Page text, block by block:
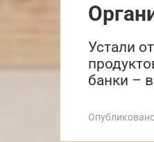
Устали
банки –